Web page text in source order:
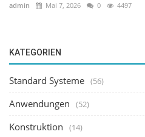
admin Mai 7, 2026 0 4497
KATEGORIEN
Standard Systeme (56)
Anwendungen (52)
Konstruktion (14)